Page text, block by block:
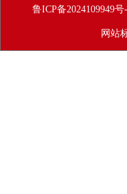
鲁ICP备2024109949号
网站